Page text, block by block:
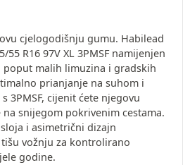
cjelogodišnju gumu. Habilead
55 R16 97V XL 3PMSF namijenjen
malih limuzina i gradskih
prianjanje na suhom i
3PMSF, cijenit ćete njegovu
snijegom pokrivenim cestama.
i asimetrični dizajn
vožnju za kontrolirano
godine.